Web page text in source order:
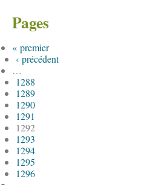
Pages
« premier
‹ précédent
…
1288
1289
1290
1291
1292
1293
1294
1295
1296